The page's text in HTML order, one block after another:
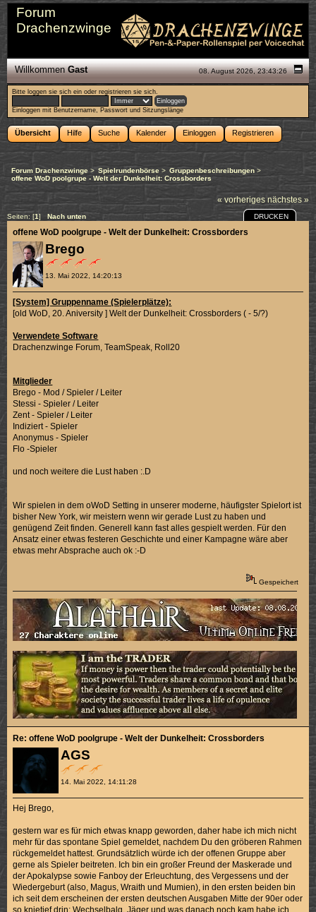
Forum
Drachenzwinge
08. August 2026, 23:43:26
WillkommenGast
Bitte loggen sie sich ein oderregistrieren sie sich.
Einloggen mit Benutzername, Passwort und Sitzungslänge
Übersicht Hilfe Suche Kalender Einloggen Registrieren
Forum Drachenzwinge > Spielrundenbörse> Gruppenbeschreibungen>
offene WoD poolgrupe - Welt der Dunkelheit: Crossborders
« vorheriges nächstes »
Seiten: [1] Nach unten DRUCKEN
Brego
13. Mai 2022, 14:20:13
offene WoD poolgrupe - Welt der Dunkelheit: Crossborders
[System] Gruppenname (Spielerplätze):
[old WoD, 20. Aniversity ] Welt der Dunkelheit: Crossborders ( - 5/?)
Verwendete Software
Drachenzwinge Forum, TeamSpeak, Roll20
Mitglieder
Brego - Mod / Spieler / Leiter
Stessi - Spieler / Leiter
Zent - Spieler / Leiter
Indiziert - Spieler
Anonymus - Spieler
Flo -Spieler
und noch weitere die Lust haben :.D
Wir spielen in dem oWoD Setting in unserer moderne, häufigster Spielort ist
bisher New York, wir meistern wenn wir gerade Lust zu haben und
genügend Zeit finden. Generell kann fast alles gespielt werden. Für den
Ansatz einer etwas festeren Geschichte und einer Kampagne wäre aber
etwas mehr Absprache auch ok :-D
Gespeichert
AGS
14. Mai 2022, 14:11:28
Re: offene WoD poolgrupe - Welt der Dunkelheit: Crossborders
Hej Brego,
gestern war es für mich etwas knapp geworden, daher habe ich mich nicht
mehr für das spontane Spiel gemeldet, nachdem Du den gröberen Rahmen
rückgemeldet hattest. Grundsätzlich würde ich der offenen Gruppe aber
gerne als Spieler beitreten. Ich bin ein großer Freund der Maskerade und
der Apokalypse sowie Fanboy der Erleuchtung, des Vergessens und der
Wiedergeburt (also, Magus, Wraith und Mumien), in den ersten beiden bin
ich seit dem erscheinen der ersten deutschen Ausgaben Mitte der 90er oder
so knietief drin; Wechselbalg, Jäger und was danach noch kam habe ich